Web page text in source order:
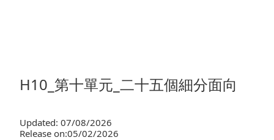
H10_第十單元_二十五個細分面向
Updated: 07/08/2026
Release on:05/02/2026